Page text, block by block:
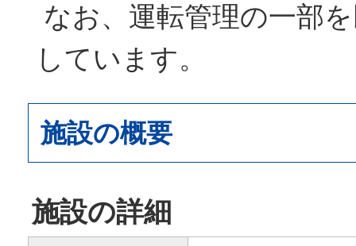
なお、運転管理の一部
しています。
施設の概要
施設の詳細